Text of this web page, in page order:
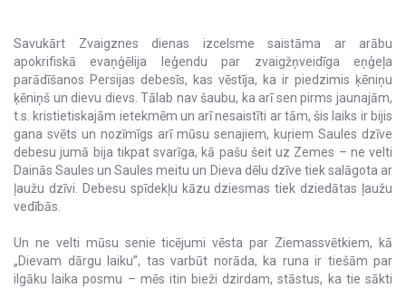
Savukārt Zvaigznes dienas izcelsme saistāma ar arābu
apokrifiskā evaņģēlija leģendu par zvaigžņveidīga eņģeļa
parādīšanos Persijas debesīs, kas vēstīja, ka ir piedzimis ķēniņu
ķēniņš un dievu dievs. Tālab nav šaubu, ka arī sen pirms jaunajām,
t.s. kristietiskajām ietekmēm un arī nesaistīti ar tām, šis laiks ir bijis
gana svēts un nozīmīgs arī mūsu senajiem, kuŗiem Saules dzīve
debesu jumā bija tikpat svarīga, kā pašu šeit uz Zemes – ne velti
Dainās Saules un Saules meitu un Dieva dēlu dzīve tiek salāgota ar
ļaužu dzīvi. Debesu spīdekļu kāzu dziesmas tiek dziedātas ļaužu
vedībās.
Un ne velti mūsu senie ticējumi vēsta par Ziemassvētkiem, kā
„Dievam dārgu laiku”, tas varbūt norāda, ka runa ir tiešām par
ilgāku laika posmu – mēs itin bieži dzirdam, stāstus, ka tie sākti